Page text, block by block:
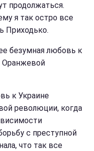
продолжаться.
я так остро все
Приходько.
безумная любовь к
Оранжевой
к Украине
революции, когда
с преступной
что так все